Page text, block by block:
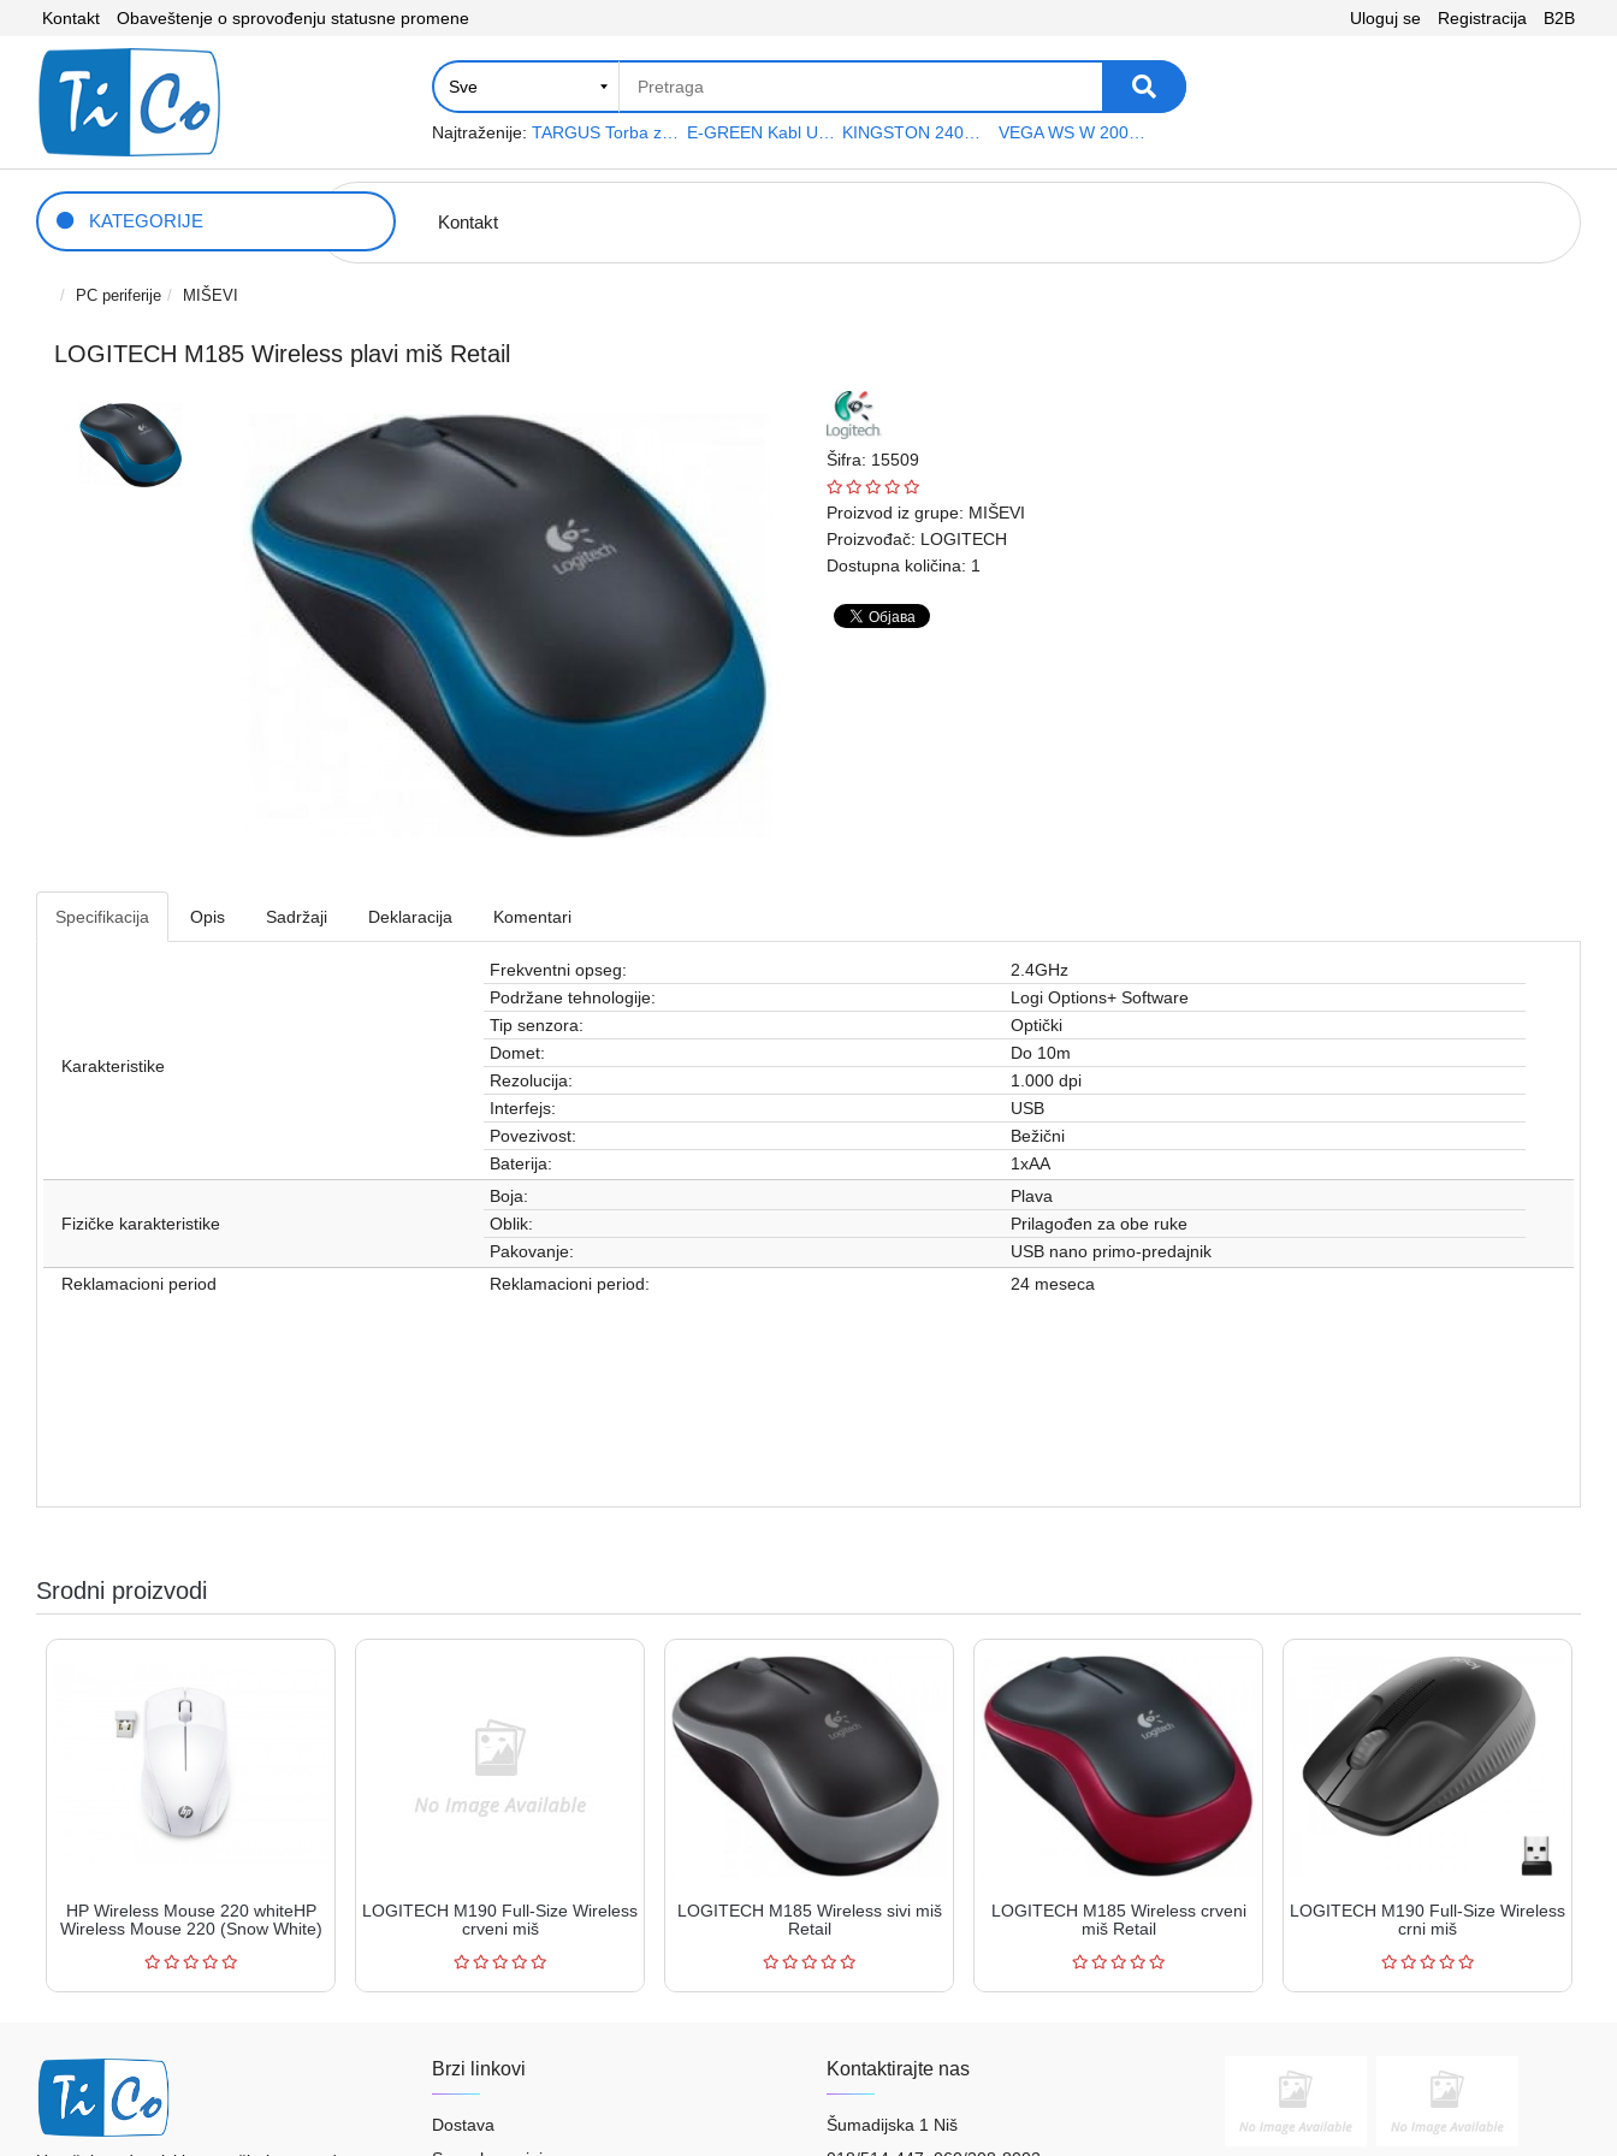
Kontakt Obaveštenje o sprovođenju statusne promene Uloguj se Registracija B2B
Najtraženije: TARGUS Torba za notebook 15.6" TAR300 VEGA WS W 200 platno
KATEGORIJE Kontakt
PC periferije MIŠEVI
LOGITECH M185 Wireless plavi miš Retail
Šifra: 15509
Proizvod iz grupe: MIŠEVI
Proizvođač: LOGITECH
Dostupna količina: 1
Specifikacija Opis Sadržaji Deklaracija Komentari
Karakteristike
Frekventni opseg:
2.4GHz
Podržane tehnologije:
Logi Options+ Software
Tip senzora:
Optički
Domet:
Do 10m
Rezolucija:
1.000 dpi
Interfejs:
USB
Povezivost:
Bežični
Baterija:
1xAA
Fizičke karakteristike
Boja:
Plava
Oblik:
Prilagođen za obe ruke
Pakovanje:
USB nano primo-predajnik
Reklamacioni period
Reklamacioni period: 24 meseca
Srodni proizvodi
HP Wireless Mouse 220 whiteHP
Wireless Mouse 220 (Snow White)
LOGITECH M190 Full-Size Wireless
crveni miš
LOGITECH M185 Wireless sivi miš
Retail
LOGITECH M185 Wireless crveni
miš Retail
LOGITECH M190 Full-Size Wireless
crni miš
Brzi linkovi
Dostava
Kontaktirajte nas
Šumadijska 1 Niš